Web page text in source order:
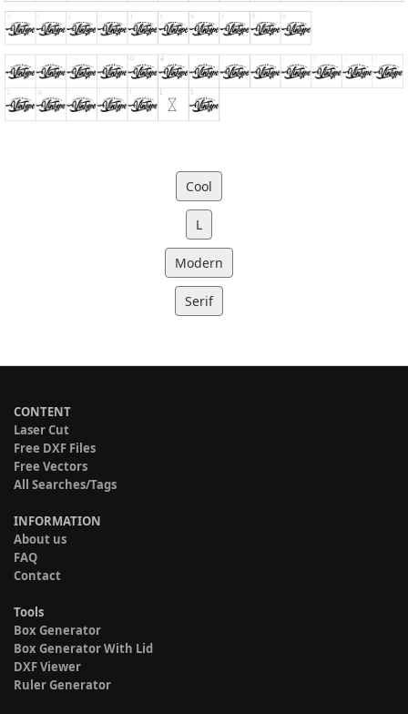
Cool
L
Modern
Serif
CONTENT
Laser Cut
Free DXF Files
Free Vectors
All Searches/Tags
INFORMATION
About us
FAQ
Contact
Tools
Box Generator
Box Generator With Lid
DXF Viewer
Ruler Generator